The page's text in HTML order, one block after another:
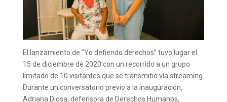
El lanzamiento de “Yo defiendo derechos” tuvo lugar el
15 de diciembre de 2020 con un recorrido a un grupo
limitado de 10 visitantes que se transmitió vía streaming.
Durante un conversatorio previo a la inauguración,
Adriana Diosa, defensora de Derechos Humanos,